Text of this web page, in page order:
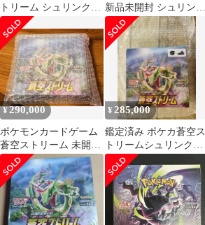
トリーム シュリンク付
き1BOX
新品未開封 シュリンク
付き
¥290,000
ポケモンカードゲーム
蒼空ストリーム 未開封
BOX
¥ 285,000
鑑定済み ポケカ蒼空ス
トリームシュリンク付
未開封TOYGERローダ
ー付き